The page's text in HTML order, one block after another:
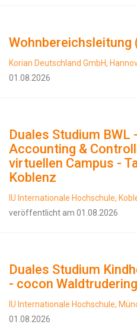
Korian Deutschland GmbH,
01.08.2026
Duales Studium BWL
Accounting &
virtuellen Campus -
Koblenz
IU Internationale Hochschule,
veröffentlicht am 01.08.2026
Duales Studium
- cocon
IU Internationale Hochschule,
01.08.2026